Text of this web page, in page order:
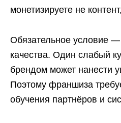
монетизируете не
Обязательное условие —
качества. Один слабый
брендом может нанести
Поэтому франшиза
обучения партнёров и